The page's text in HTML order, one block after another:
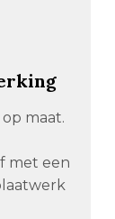
maat.
met een